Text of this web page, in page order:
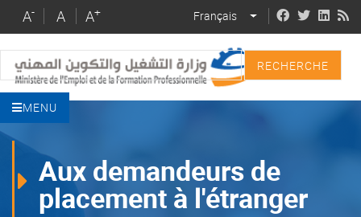
content
A- A A+ Français LIST ADDITIONAL
Recherche
MENU
Aux demandeurs de
placement à l'étranger